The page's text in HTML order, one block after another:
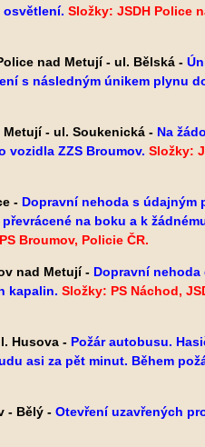
osvětlení. Složky: JSDH Police
nad Metují - ul. Bělská -
s následným únikem plynu
Metují - ul. Soukenická - Na
vozidla ZZS Broumov. Složky:
- Dopravní nehoda s údajným
na boku a k
Broumov, Policie ČR.
nad Metují - Dopravní
kapalin. Složky: PS Náchod,
Husova - Požár autobusu.
asi za pět minut. Během
- Bělý - Otevření uzavřených